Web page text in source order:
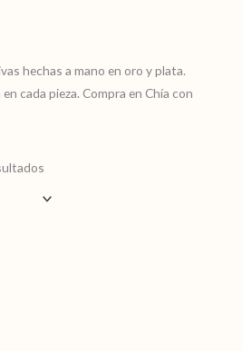
hechas a mano en oro y plata.
cada pieza. Compra en Chía con